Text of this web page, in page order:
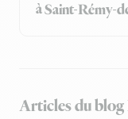
à Saint-Rémy-
Articles du